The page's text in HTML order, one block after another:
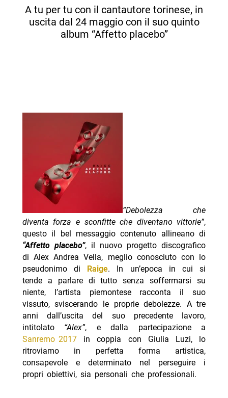
A tu per tu con il cantautore torinese, in
uscita dal 24 maggio con il suo quinto
album “Affetto placebo”
“Debolezza che
diventa forza e sconfitte che diventano vittorie”,
questo il bel messaggio contenuto allineano di
“Affetto placebo”, il nuovo progetto discografico
di Alex Andrea Vella, meglio conosciuto con lo
pseudonimo di
Raige. In un’epoca in cui si
tende a parlare di tutto senza soffermarsi su
niente, l’artista piemontese racconta il suo
vissuto, sviscerando le proprie debolezze. A tre
anni dall’uscita del suo precedente lavoro,
intitolato “Alex”, e dalla partecipazione a
Sanremo 2017in coppia con Giulia Luzi, lo
ritroviamo in perfetta forma artistica,
consapevole e determinato nel perseguire i
propri obiettivi, sia personali che professionali.